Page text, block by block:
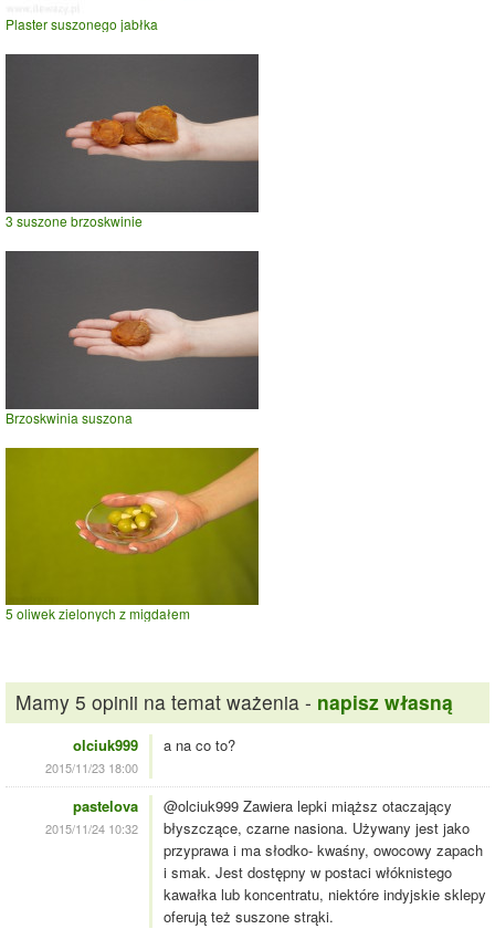
Plaster suszonego jabłka
3 suszone brzoskwinie
Brzoskwinia suszona
5 oliwek zielonych z migdałem
Mamy 5 opinii na temat ważenia - napisz własną
olciuk999
2015/11/23 18:00
a na co to?
pastelova
2015/11/24 10:32
@olciuk999 Zawiera lepki miąższ otaczający
błyszczące, czarne nasiona. Używany jest jako
przyprawa i ma słodko- kwaśny, owocowy zapach
i smak. Jest dostępny w postaci włóknistego
kawałka lub koncentratu, niektóre indyjskie sklepy
oferują też suszone strąki.